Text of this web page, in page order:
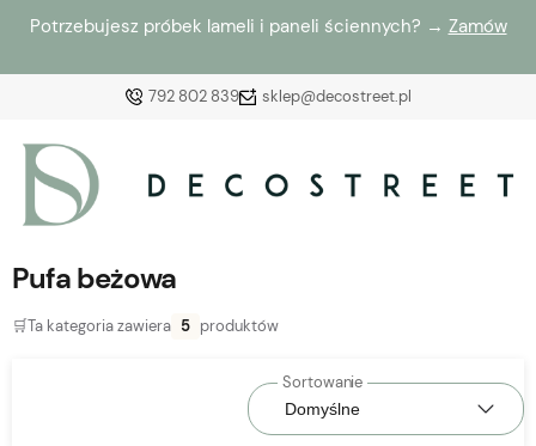
Potrzebujesz próbek lameli i paneli ściennych? → Zamów
792 802 839 sklep@decostreet.pl
Wybierz coś dla siebie z naszej aktualnej oferty lub
zaloguj się, aby przywrócić dodane produkty do listy
Pufa beżowa
🛒Ta kategoria zawiera 5 produktów